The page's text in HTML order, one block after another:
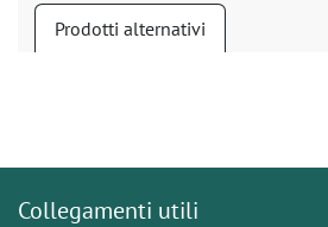
Prodotti alternativi
Collegamenti utili